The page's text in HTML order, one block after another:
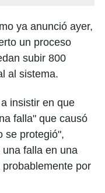
ya anunció ayer,
un proceso
subir 800
al sistema.
insistir en que
falla" que causó
se protegió",
falla en una
por